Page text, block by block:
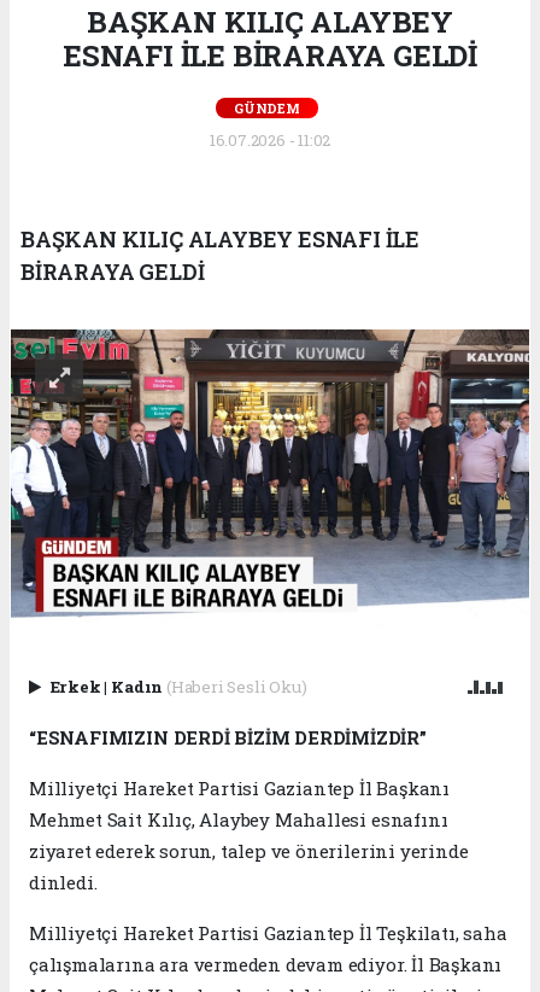
BAŞKAN KILIÇ ALAYBEY
ESNAFI İLE BİRARAYA GELDİ
GÜNDEM
16.07.2026 - 11:02
BAŞKAN KILIÇ ALAYBEY ESNAFI İLE
BİRARAYA GELDİ
Erkek| Kadın (Haberi Sesli Oku)
“ESNAFIMIZIN DERDİ BİZİM DERDİMİZDİR”
Milliyetçi Hareket Partisi Gaziantep İl Başkanı
Mehmet Sait Kılıç, Alaybey Mahallesi esnafını
ziyaret ederek sorun, talep ve önerilerini yerinde
dinledi.
Milliyetçi Hareket Partisi Gaziantep İl Teşkilatı, saha
çalışmalarına ara vermeden devam ediyor. İl Başkanı